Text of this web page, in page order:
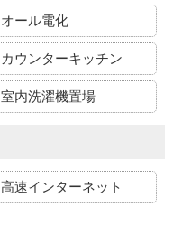
オール電化
カウンターキッチン
室内洗濯機置場
高速インターネット